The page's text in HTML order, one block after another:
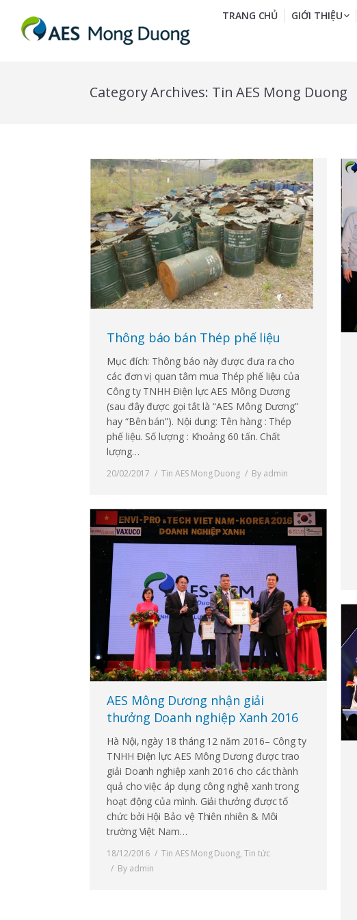
TRANG CHỦ GIỚI THIỆU
Category Archives: Tin AES Mong Duong
Thông báo bán Thép phế liệu
Mục đích: Thông báo này được đưa ra cho
các đơn vị quan tâm mua Thép phế liệu của
Công ty TNHH Điện lực AES Mông Dương
(sau đây được gọi tắt là “AES Mông Dương”
hay “Bên bán”). Nội dung: Tên hàng : Thép
phế liệu. Số lượng : Khoảng 60 tấn. Chất
lượng…
20/02/2017 Tin AES Mong Duong By admin
AES Mông Dương nhận giải
thưởng Doanh nghiệp Xanh 2016
Hà Nội, ngày 18 tháng 12 năm 2016– Công ty
TNHH Điện lực AES Mông Dương được trao
giải Doanh nghiệp xanh 2016 cho các thành
quả cho việc áp dụng công nghệ xanh trong
hoạt động của mình. Giải thưởng được tổ
chức bởi Hội Bảo vệ Thiên nhiên & Môi
trường Việt Nam…
18/12/2016 Tin AES Mong Duong, Tin tức
By admin